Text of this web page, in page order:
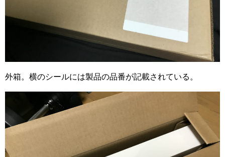
外箱。横のシールには製品の品番が記載されている。